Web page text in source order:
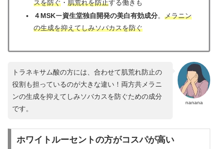
スを防ぐ・ 肌荒れを防止する働きも
４MSKー資生堂独自開発の美白有効成分。 メラニン
の生成を抑えてしみソバカスを防ぐ
nanana
トラネキサム酸の方には、合わせて肌荒れ防止の
役割も担っているのが大きな違い！両方共メラニ
ンの生成を抑えてしみソバカスを防ぐための成分
です。
ホワイトルーセントの方がコスパが高い